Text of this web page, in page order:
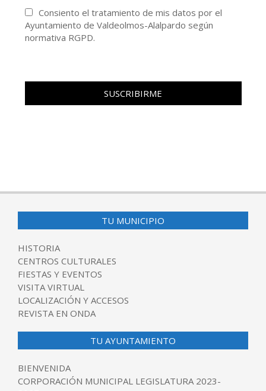
Consiento el tratamiento de mis datos por el
Ayuntamiento de Valdeolmos-Alalpardo según
normativa RGPD.
TU MUNICIPIO
HISTORIA
CENTROS CULTURALES
FIESTAS Y EVENTOS
VISITA VIRTUAL
LOCALIZACIÓN Y ACCESOS
REVISTA EN ONDA
TU AYUNTAMIENTO
BIENVENIDA
CORPORACIÓN MUNICIPAL LEGISLATURA 2023-